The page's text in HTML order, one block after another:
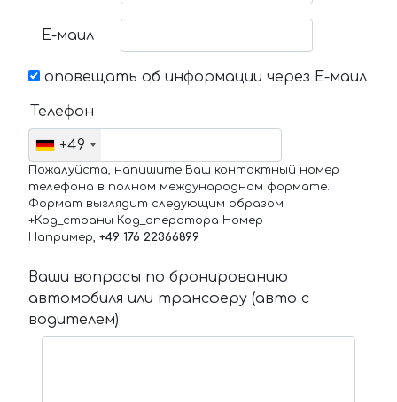
Е-маил
оповещать об информации через Е-маил
Телефон
+49
Пожалуйста, напишите Ваш контактный номер
телефона в полном международном формате.
Формат выглядит следующим образом:
+Код_страны Код_оператора Номер
Например, +49 176 22366899
Ваши вопросы по бронированию
автомобиля или трансферу (авто с
водителем)